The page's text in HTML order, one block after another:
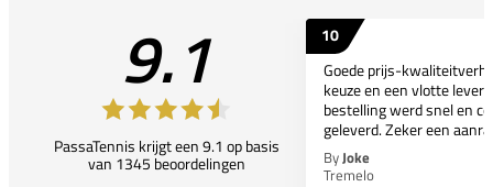
9.1
PassaTennis krijgt een 9.1 op basis
van 1345 beoordelingen
10
Goede prijs-
keuze en een vlotte
bestelling werd snel en
geleverd. Zeker een
ByJoke
Tremelo